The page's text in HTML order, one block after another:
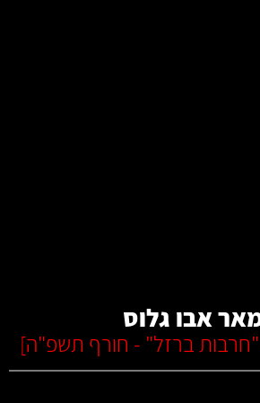
אבו גלוס
ברזל" - חורף תשפ"ה]